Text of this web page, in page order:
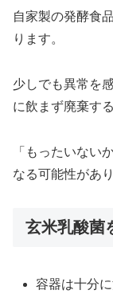
自家製の発酵食
ります。
少しでも異常を
に飲まず廃棄す
「もったいない
なる可能性があり
玄米乳酸菌
容器は十分